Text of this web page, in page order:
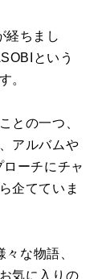
経ちまし
という
。
との一つ、
アルバムや
ーチにチャ
企てていま
な物語、
気に入りの